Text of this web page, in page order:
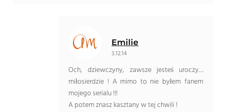
Emilie
3.12.14
Och, dziewczyny, zawsze jesteś uroczy…
miłosierdzie ! A mimo to nie byłem fanem
mojego serialu !!!
A potem znasz kasztany w tej chwili !